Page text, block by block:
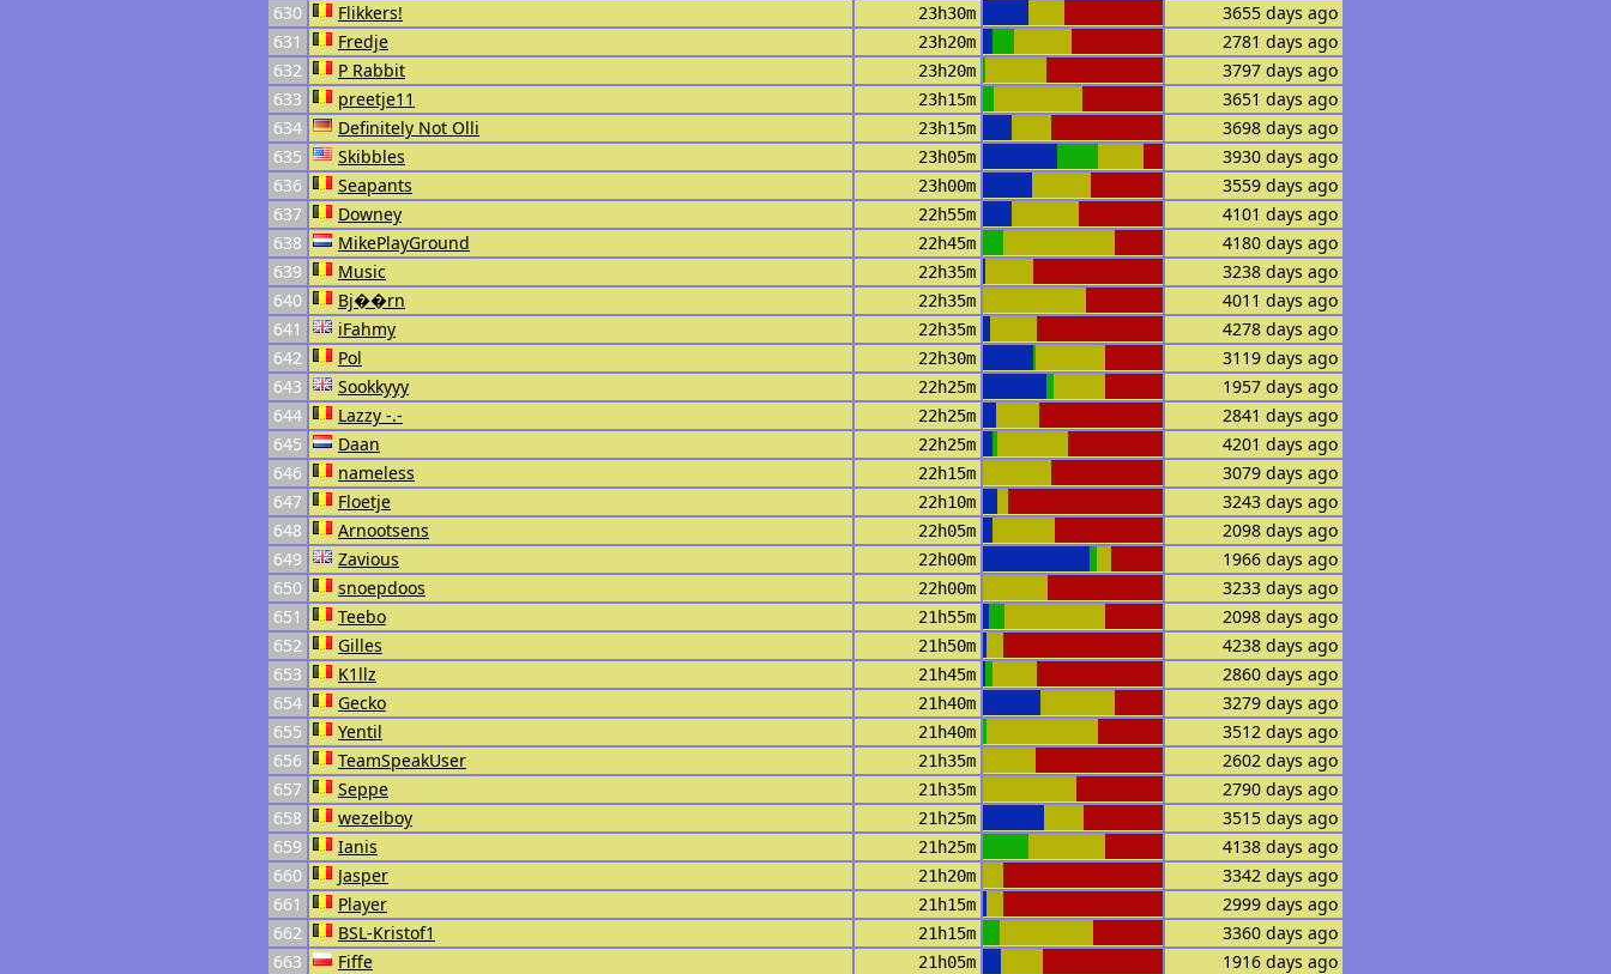
630
Flikkers! 23h30m
3655 days ago
631
Fredje 23h20m
2781 days ago
632
P Rabbit 23h20m
3797 days ago
633
preetje11 23h15m
3651 days ago
634
Definitely Not Olli 23h15m
3698 days ago
635
Skibbles 23h05m
3930 days ago
636
Seapants 23h00m
3559 days ago
637
Downey 22h55m
4101 days ago
638
MikePlayGround 22h45m
4180 days ago
639
Music 22h35m
3238 days ago
640
Bj��rn 22h35m
4011 days ago
641
iFahmy 22h35m
4278 days ago
642
Pol 22h30m
3119 days ago
643
Sookkyyy 22h25m
1957 days ago
644
Lazzy -.- 22h25m
2841 days ago
645
Daan 22h25m
4201 days ago
646
nameless 22h15m
3079 days ago
647
Floetje 22h10m
3243 days ago
648
Arnootsens 22h05m
2098 days ago
649
Zavious 22h00m
1966 days ago
650
snoepdoos 22h00m
3233 days ago
651
Teebo 21h55m
2098 days ago
652
Gilles 21h50m
4238 days ago
653
K1llz 21h45m
2860 days ago
654
Gecko 21h40m
3279 days ago
655
Yentil 21h40m
3512 days ago
656
TeamSpeakUser 21h35m
2602 days ago
657
Seppe 21h35m
2790 days ago
658
wezelboy 21h25m
3515 days ago
659
Ianis 21h25m
4138 days ago
660
Jasper 21h20m
3342 days ago
661
Player 21h15m
2999 days ago
662
BSL-Kristof1 21h15m
3360 days ago
663
Fiffe 21h05m
1916 days ago